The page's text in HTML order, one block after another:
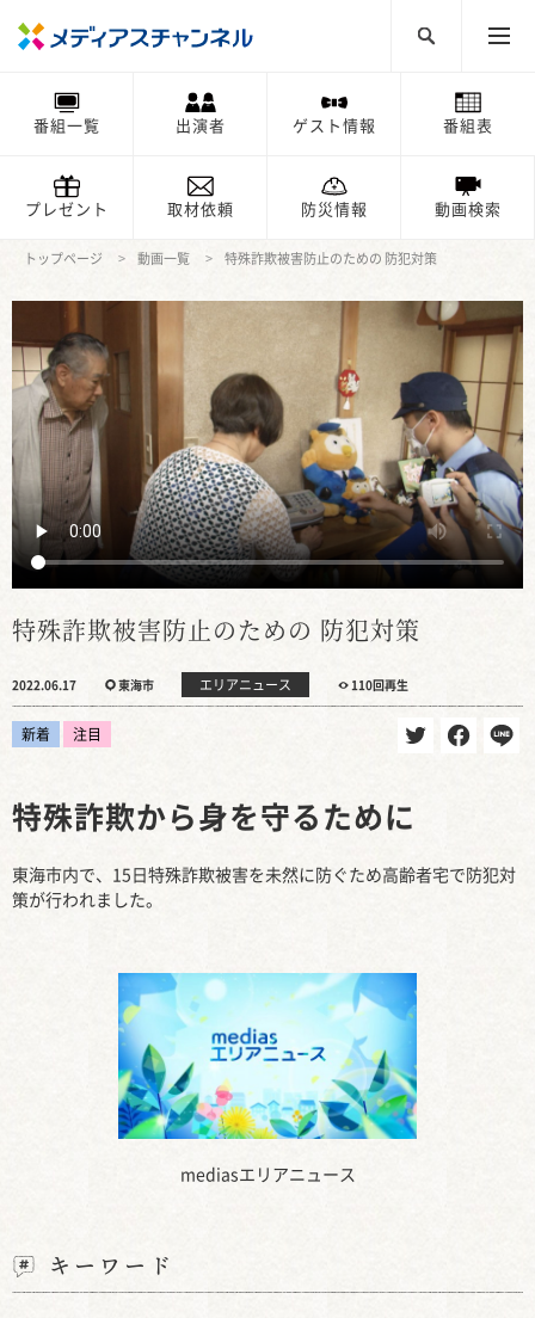
番組一覧 出演者 ゲスト情報 番組表
プレゼント 取材依頼 防災情報 動画検索
トップページ 動画一覧 特殊詐欺被害防止のための 防犯対策
特殊詐欺被害防止のための 防犯対策
2022.06.17 東海市 エリアニュース 110回再生
新着 注目
mediasエリアニュース
特殊詐欺から身を守るために
東海市内で、15日特殊詐欺被害を未然に防ぐため高齢者宅で防犯対
策が行われました。
キーワード